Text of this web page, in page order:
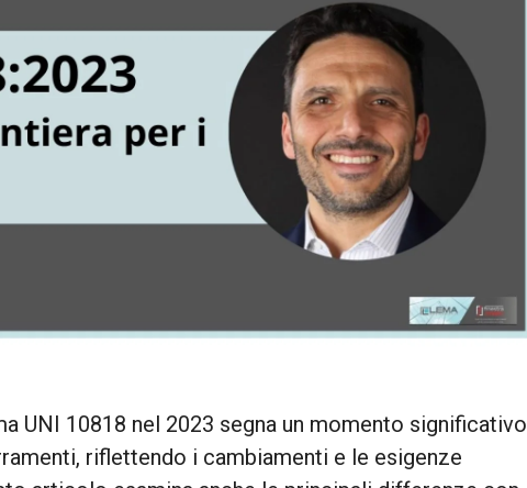
UNI 10818 nel 2023 segna un momento significativo
riflettendo i cambiamenti e le esigenze